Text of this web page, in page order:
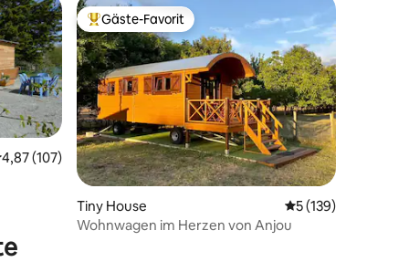
Bewertungen
Bewertung: 4,87 von 5, 107 Bewertungen
4,87 (107)
Beliebter Gäste-Favorit.
Gäste-Favorit
Tiny House Durchschnittliche
5 (139)
Wohnwagen im Herzen von Anjou